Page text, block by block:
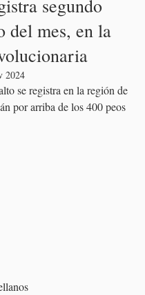
segundo
del mes, en la
2024
se registra en la región de
por arriba de los 400 peos